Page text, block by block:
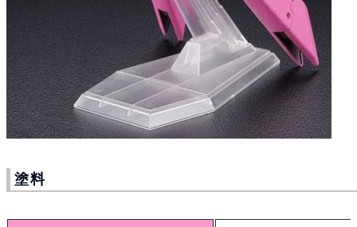
塗料